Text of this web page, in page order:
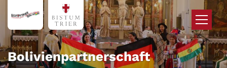
Zum Inhalt springen
Bolivienpartnerschaft